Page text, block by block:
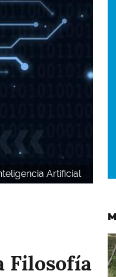
Artificial
Filosofía